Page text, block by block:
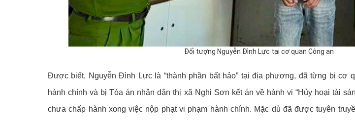
Đối tượng Nguyễn Đình Lực tại cơ quan Công an
Được biết, Nguyễn Đình Lực là “thành phần bất hảo” tại địa phương, đã từng bị cơ
hành chính và bị Tòa án nhân dân thị xã Nghi Sơn kết án về hành vi “Hủy hoại tài
chưa chấp hành xong việc nộp phạt vi phạm hành chính. Mặc dù đã được tuyên